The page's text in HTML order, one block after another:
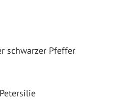
schwarzer Pfeffer